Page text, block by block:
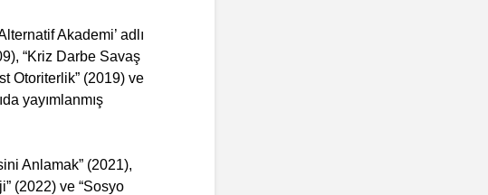
Akademi’ adlı
“Kriz Darbe Savaş
Otoriterlik” (2019) ve
yayımlanmış
Anlamak” (2021),
(2022) ve “Sosyo